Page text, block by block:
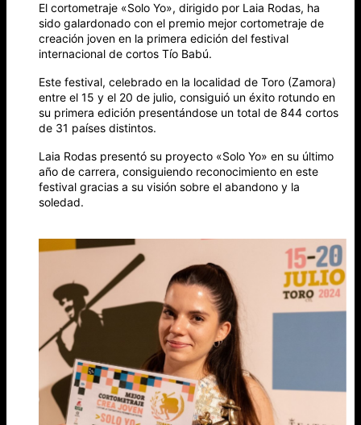
El cortometraje «Solo Yo», dirigido por Laia Rodas, ha
sido galardonado con el premio mejor cortometraje de
creación joven en la primera edición del festival
internacional de cortos Tío Babú.
Este festival, celebrado en la localidad de Toro (Zamora)
entre el 15 y el 20 de julio, consiguió un éxito rotundo en
su primera edición presentándose un total de 844 cortos
de 31 países distintos.
Laia Rodas presentó su proyecto «Solo Yo» en su último
año de carrera, consiguiendo reconocimiento en este
festival gracias a su visión sobre el abandono y la
soledad.